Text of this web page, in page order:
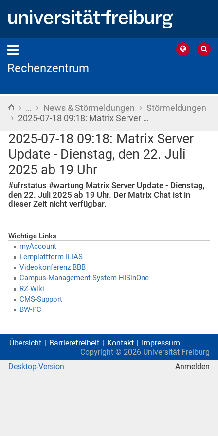
Rechenzentrum
Startseite
› … › News & Störmeldungen › Störmeldungen
› 2025-07-18 09:18: Matrix Server …
2025-07-18 09:18: Matrix Server
Update - Dienstag, den 22. Juli
2025 ab 19 Uhr
#ufrstatus #wartung Matrix Server Update - Dienstag,
den 22. Juli 2025 ab 19 Uhr. Der Matrix Chat ist in
dieser Zeit nicht verfügbar.
Wichtige Links
myAccount
Lernplattform ILIAS
Videokonferenz BBB
Campus-Management-System HISinOne
RZ-Wiki
CMS-Support
BW-PC
Übersicht Barrierefreiheit Kontakt
Impressum
Copyright © 2026 Universität Freiburg
Desktop-Version
Anmelden